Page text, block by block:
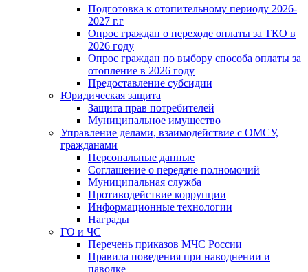
Подготовка к отопительному периоду 2026-
2027 г.г
Опрос граждан о переходе оплаты за ТКО в
2026 году
Опрос граждан по выбору способа оплаты за
отопление в 2026 году
Предоставление субсидии
Юридическая защита
Защита прав потребителей
Муниципальное имущество
Управление делами, взаимодействие с ОМСУ,
гражданами
Персональные данные
Соглашение о передаче полномочий
Муниципальная служба
Противодействие коррупции
Информационные технологии
Награды
ГО и ЧС
Перечень приказов МЧС России
Правила поведения при наводнении и
паводке